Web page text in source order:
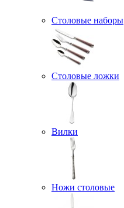
Столовые наборы
Столовые ложки
Вилки
Ножи столовые